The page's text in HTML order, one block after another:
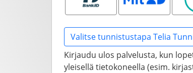
Valitse tunnistustapa Telia
Kirjaudu ulos palvelusta, kun
yleisellä tietokoneella (esim.